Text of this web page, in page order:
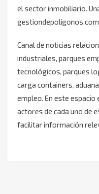
el sector inmobiliario.
gestiondepoligonos.com
Canal de noticias
industriales, parques
tecnológicos, parques
carga containers,
empleo. En este
actores de cada uno de
facilitar información